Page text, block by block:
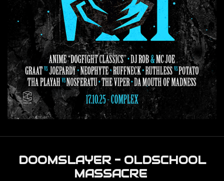
DOOMSLAYER - OLDSCHOOL
MASSACRE